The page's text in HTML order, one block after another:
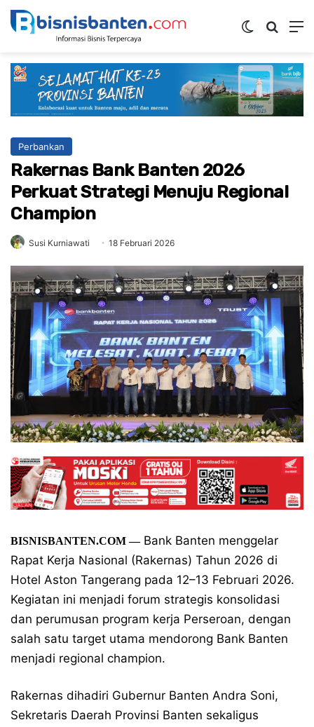
Switch skin
Perbankan
Rakernas Bank Banten 2026
Perkuat Strategi Menuju Regional
Champion
Susi Kurniawati 18 Februari 2026
BISNISBANTEN.COM —Bank Banten menggelar
Rapat Kerja Nasional (Rakernas) Tahun 2026 di
Hotel Aston Tangerang pada 12–13 Februari 2026.
Kegiatan ini menjadi forum strategis konsolidasi
dan perumusan program kerja Perseroan, dengan
salah satu target utama mendorong Bank Banten
menjadi regional champion.
Rakernas dihadiri Gubernur Banten Andra Soni,
Sekretaris Daerah Provinsi Banten sekaligus